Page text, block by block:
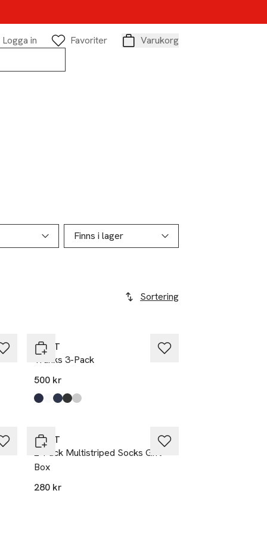
Logga in
Favoriter
Varukorg
Finns i lager
Sortering
GANT
Trunks 3-Pack
500 kr
Produkten finns i färgerna:
Marine,
White,
Multicolor,
Black,
Light Grey Melange
GANT
2-Pack Multistriped Socks Gift
Box
280 kr